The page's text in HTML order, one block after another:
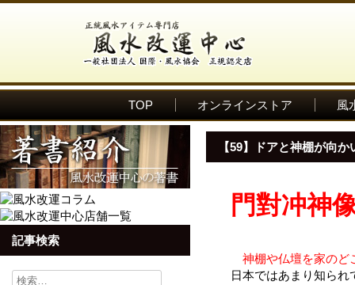
TOP オンラインストア 風
記事検索
検
【59】ドアと神棚が向か
門對冲神
神棚や仏壇を家のど
日本ではあまり知ら